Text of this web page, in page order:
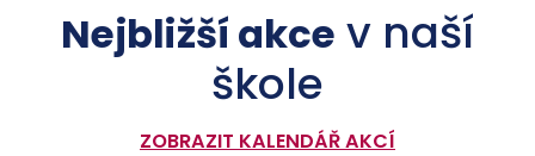
Nejbližší akce v naší
škole
ZOBRAZIT KALENDÁŘ AKCÍ